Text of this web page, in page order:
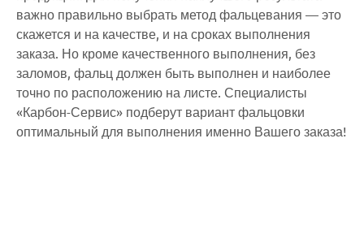
важно правильно выбрать метод фальцевания — это
скажется и на качестве, и на сроках выполнения
заказа. Но кроме качественного выполнения, без
заломов, фальц должен быть выполнен и наиболее
точно по расположению на листе. Специалисты
«Карбон-Сервис» подберут вариант фальцовки
оптимальный для выполнения именно Вашего заказа!